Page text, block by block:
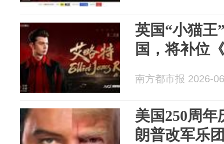
英国“小猫王
国，将补位
南方都市报 2026-
美国250周
朗普改军乐